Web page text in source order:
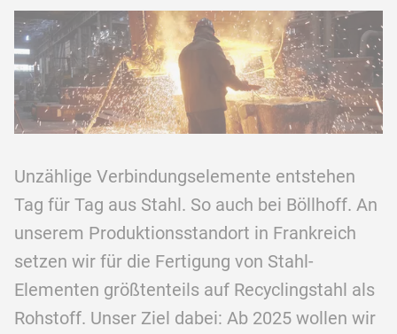
Unzählige Verbindungselemente entstehen
Tag für Tag aus Stahl. So auch bei Böllhoff. An
unserem Produktionsstandort in Frankreich
setzen wir für die Fertigung von Stahl-
Elementen größtenteils auf Recyclingstahl als
Rohstoff. Unser Ziel dabei: Ab 2025 wollen wir